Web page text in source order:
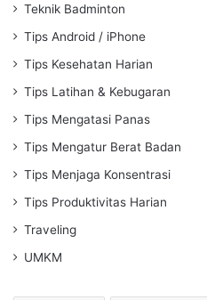
Teknik Badminton
Tips Android / iPhone
Tips Kesehatan Harian
Tips Latihan & Kebugaran
Tips Mengatasi Panas
Tips Mengatur Berat Badan
Tips Menjaga Konsentrasi
Tips Produktivitas Harian
Traveling
UMKM